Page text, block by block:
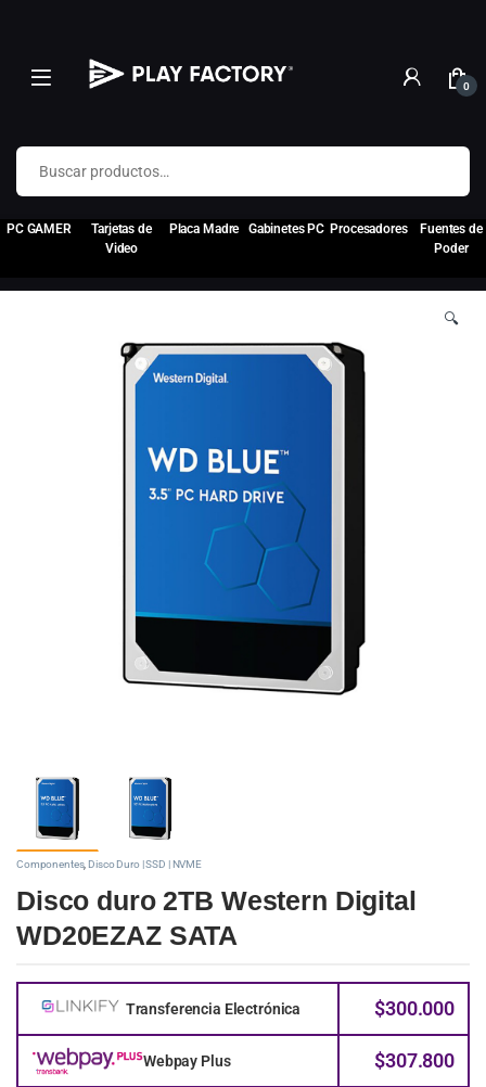
0
Buscar por:
PC GAMER
Tarjetas de
Video
Placa Madre Gabinetes PC Procesadores
Fuentes de
Poder
🔍
Componentes,Disco Duro | SSD | NVME
Disco duro 2TB Western Digital
WD20EZAZ SATA
Transferencia Electrónica $300.000
Webpay Plus $307.800